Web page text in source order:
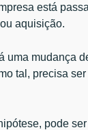
está
aquisição.
uma mudança
tal, precisa
pode